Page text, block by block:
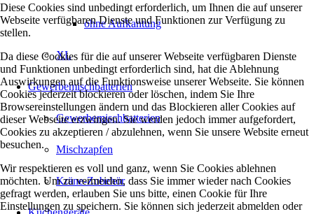
ohne Aufkantung
XL
Gewerbemischbatterien
Gewerbemischbatterien
Mischzapfen
Kräne-Zubehör
Diese Cookies sind unbedingt erforderlich, um Ihnen die auf unserer
Webseite verfügbaren Dienste und Funktionen zur Verfügung zu
stellen.
Da diese Cookies für die auf unserer Webseite verfügbaren Dienste
und Funktionen unbedingt erforderlich sind, hat die Ablehnung
Auswirkungen auf die Funktionsweise unserer Webseite. Sie können
Cookies jederzeit blockieren oder löschen, indem Sie Ihre
Browsereinstellungen ändern und das Blockieren aller Cookies auf
dieser Webseite erzwingen. Sie werden jedoch immer aufgefordert,
Cookies zu akzeptieren / abzulehnen, wenn Sie unsere Website erneut
besuchen.
Wir respektieren es voll und ganz, wenn Sie Cookies ablehnen
möchten. Um zu vermeiden, dass Sie immer wieder nach Cookies
gefragt werden, erlauben Sie uns bitte, einen Cookie für Ihre
Einstellungen zu speichern. Sie können sich jederzeit abmelden oder